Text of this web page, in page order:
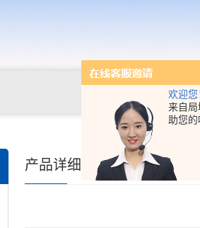
欢迎您
来自局
助您的
用纺织品，鞋材，塑料，劳保用品，土工合
产品详细页